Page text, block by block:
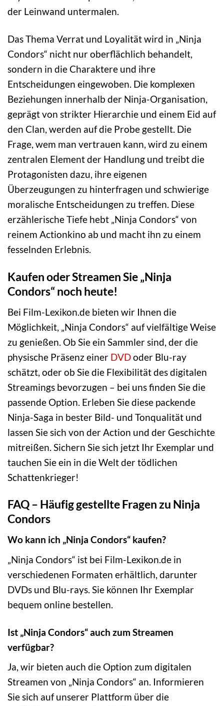
der Leinwand untermalen.
Das Thema Verrat und Loyalität wird in „Ninja
Condors“ nicht nur oberflächlich behandelt,
sondern in die Charaktere und ihre
Entscheidungen eingewoben. Die komplexen
Beziehungen innerhalb der Ninja-Organisation,
geprägt von strikter Hierarchie und einem Eid auf
den Clan, werden auf die Probe gestellt. Die
Frage, wem man vertrauen kann, wird zu einem
zentralen Element der Handlung und treibt die
Protagonisten dazu, ihre eigenen
Überzeugungen zu hinterfragen und schwierige
moralische Entscheidungen zu treffen. Diese
erzählerische Tiefe hebt „Ninja Condors“ von
reinem Actionkino ab und macht ihn zu einem
fesselnden Erlebnis.
Kaufen oder Streamen Sie „Ninja
Condors“ noch heute!
Bei Film-Lexikon.de bieten wir Ihnen die
Möglichkeit, „Ninja Condors“ auf vielfältige Weise
zu genießen. Ob Sie ein Sammler sind, der die
physische Präsenz einer DVDoder Blu-ray
schätzt, oder ob Sie die Flexibilität des digitalen
Streamings bevorzugen – bei uns finden Sie die
passende Option. Erleben Sie diese packende
Ninja-Saga in bester Bild- und Tonqualität und
lassen Sie sich von der Action und der Geschichte
mitreißen. Sichern Sie sich jetzt Ihr Exemplar und
tauchen Sie ein in die Welt der tödlichen
Schattenkrieger!
FAQ – Häufig gestellte Fragen zu Ninja
Condors
Wo kann ich „Ninja Condors“ kaufen?
„Ninja Condors“ ist bei Film-Lexikon.de in
verschiedenen Formaten erhältlich, darunter
DVDs und Blu-rays. Sie können Ihr Exemplar
bequem online bestellen.
Ist „Ninja Condors“ auch zum Streamen
verfügbar?
Ja, wir bieten auch die Option zum digitalen
Streamen von „Ninja Condors“ an. Informieren
Sie sich auf unserer Plattform über die